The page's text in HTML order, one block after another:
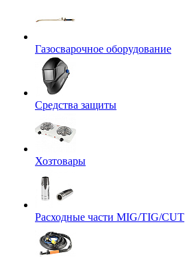
Газосварочное оборудование
Средства защиты
Хозтовары
Расходные части MIG/TIG/CUT